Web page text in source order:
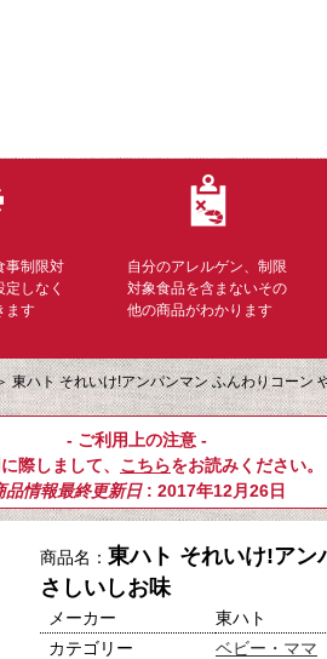
事制限対
しなく
ます
自分のアレルゲン、制限
対象食品を含まないその
他の商品がわかります
東ハト それいけ!アンパンマン ふんわりコーン
- ご利用上の注意 -
際しまして、 こちらをお読みください。
品情報最終更新日: 2017年12月26日
商品名： 東ハト それいけ!アン
さしいしお味
メーカー
東ハト
カテゴリー
ベビー・ママ